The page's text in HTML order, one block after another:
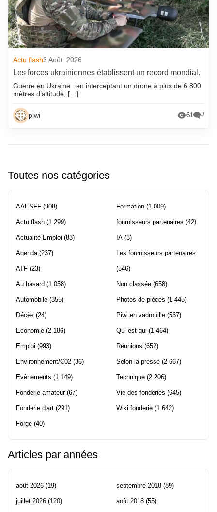
Actu flash3 Août. 2026
Les forces ukrainiennes établissent un record mondial.
Guerre en Ukraine : en interceptant un drone à plus de 6 800
mètres d’altitude, […]
piwi 61 0
Toutes nos catégories
AAESFF (908)
Actu flash (1 299)
Actualité Emploi (83)
Agenda (237)
ATF (23)
Au hasard (1 058)
Automobile (355)
Décès (24)
Economie (2 186)
Emploi (993)
Environnement/C02 (36)
Evènements (1 149)
Fonderie amateur(67)
Fonderie d'art (291)
Forge (40)
Formation (1 009)
fournisseurs partenaires (42)
IA (3)
Les fournisseurs partenaires
(546)
Non classée (658)
Photos de pièces (1 445)
Piwi en vadrouille (537)
Qui est qui (1 464)
Réunions (652)
Selon la presse (2 667)
Technique (2 206)
Vie des fonderies (645)
Wiki fonderie (1 642)
Articles par années
août 2026 (19)
juillet 2026 (120)
septembre 2018 (89)
août 2018 (55)